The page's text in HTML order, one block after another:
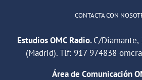
CONTACTA CON
Estudios OMC Radio.C/
(Madrid). Tlf: 917 974838
Área de Comunicación